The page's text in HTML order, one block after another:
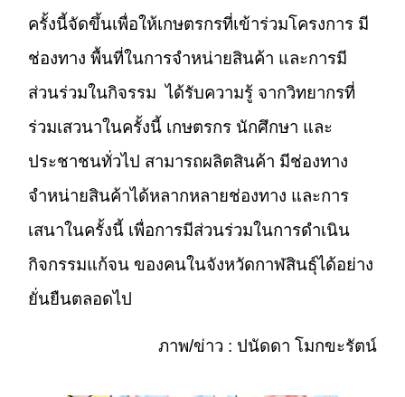
ครั้งนี้จัดขึ้นเพื่อให้เกษตรกรที่เข้าร่วมโครงการ มี
ช่องทาง พื้นที่ในการจำหน่ายสินค้า และการมี
ส่วนร่วมในกิจรรม ได้รับความรู้ จากวิทยากรที่
ร่วมเสวนาในครั้งนี้ เกษตรกร นักศึกษา และ
ประชาชนทั่วไป สามารถผลิตสินค้า มีช่องทาง
จำหน่ายสินค้าได้หลากหลายช่องทาง และการ
เสนาในครั้งนี้ เพื่อการมีส่วนร่วมในการดำเนิน
กิจกรรมแก้จน ของคนในจังหวัดกาฬสินธุ์ได้อย่าง
ยั่นยืนตลอดไป
ภาพ/ข่าว : ปนัดดา โมกขะรัตน์